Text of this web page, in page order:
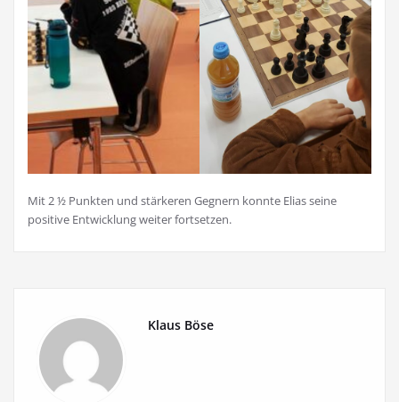
Mit 2 ½ Punkten und stärkeren Gegnern konnte Elias seine
positive Entwicklung weiter fortsetzen.
Klaus Böse